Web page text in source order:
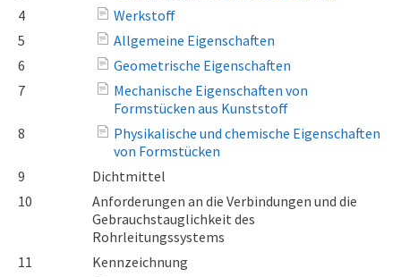
4
Werkstoff
5
Allgemeine Eigenschaften
6
Geometrische Eigenschaften
7
Mechanische Eigenschaften von
Formstücken aus Kunststoff
8
Physikalische und chemische Eigenschaften
von Formstücken
9
Dichtmittel
10
Anforderungen an die Verbindungen und die
Gebrauchstauglichkeit des
Rohrleitungssystems
11
Kennzeichnung